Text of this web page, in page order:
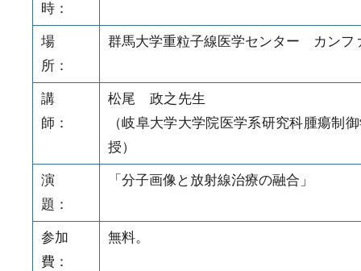
時：
場
所：
群馬大学重粒子線医学センター カンフ
講
師：
松尾 政之先生
（岐阜大学大学院医学系研究科腫瘍
授）
演
題：
「分子画像と放射線治療の融合」
参加
費：
無料。